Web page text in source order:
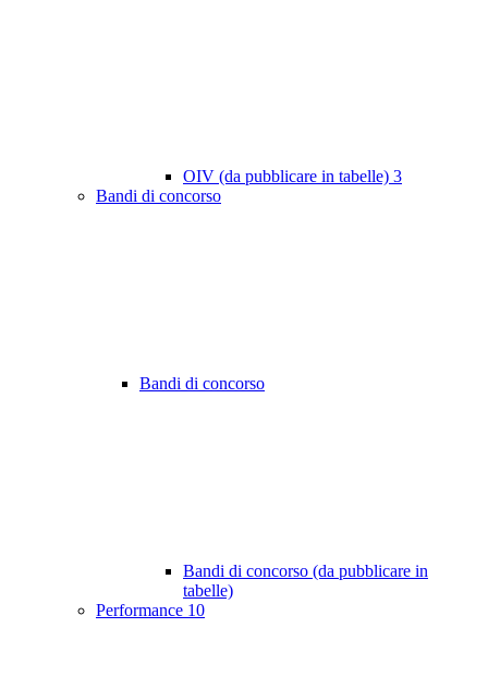
OIV (da pubblicare in tabelle) 3
Bandi di concorso
Bandi di concorso
Bandi di concorso (da pubblicare in
tabelle)
Performance 10